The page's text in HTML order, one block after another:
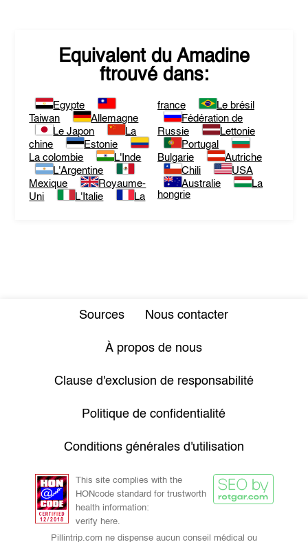
Equivalent du Amadine
ftrouvé dans:
Egypte
Taiwan
Allemagne
Le Japon
La
chine
Estonie
La colombie
L'Inde
L'Argentine
Mexique
Royaume-
Uni
L'Italie La
france
Le brésil
Fédération de
Russie
Lettonie
Portugal
Bulgarie
Autriche
Chili
USA
Australie
La
hongrie
Sources Nous contacter
À propos de nous
Clause d'exclusion de responsabilité
Politique de confidentialité
Conditions générales d'utilisation
This site complies with the
HONcode standard for trustworth
health information:
verify here.
Pillintrip.com ne dispense aucun conseil médical ou